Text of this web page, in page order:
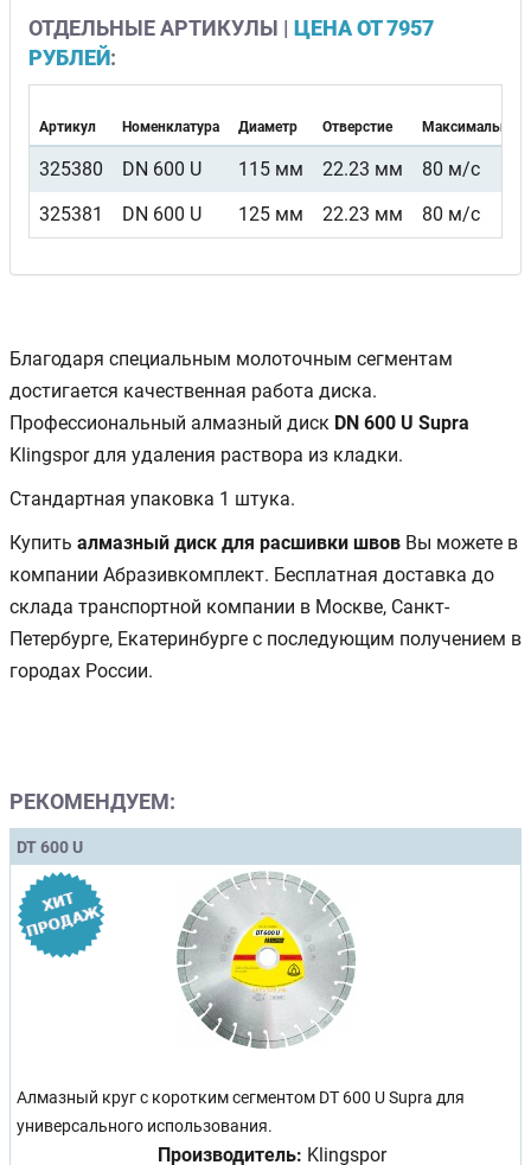
ОТДЕЛЬНЫЕ АРТИКУЛЫ | ЦЕНА ОТ 7957
РУБЛЕЙ:
Артикул Номенклатура Диаметр Отверстие Максимальная
325380 DN 600 U 115 мм 22.23 мм
80 м/с
325381
DN 600 U 125 мм 22.23 мм 80 м/с
Благодаря специальным молоточным сегментам
достигается качественная работа диска.
Профессиональный алмазный диск DN 600 U Supra
Klingspor для удаления раствора из кладки.
Стандартная упаковка 1 штука.
Купить алмазный диск для расшивки швов Вы можете в
компании Абразивкомплект. Бесплатная доставка до
склада транспортной компании в Москве, Санкт-
Петербурге, Екатеринбурге с последующим получением в
городах России.
РЕКОМЕНДУЕМ:
DT 600 U
Алмазный круг с коротким сегментом DT 600 U Supra для
универсального использования.
Производитель: Klingspor